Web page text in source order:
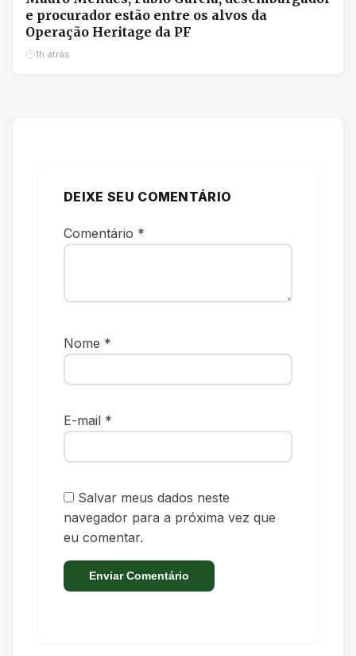
e procurador estão entre os alvos da
Operação Heritage da PF
1h atrás
DEIXE SEU COMENTÁRIO
Comentário *
Nome *
E-mail *
Salvar meus dados neste
navegador para a próxima vez que
eu comentar.